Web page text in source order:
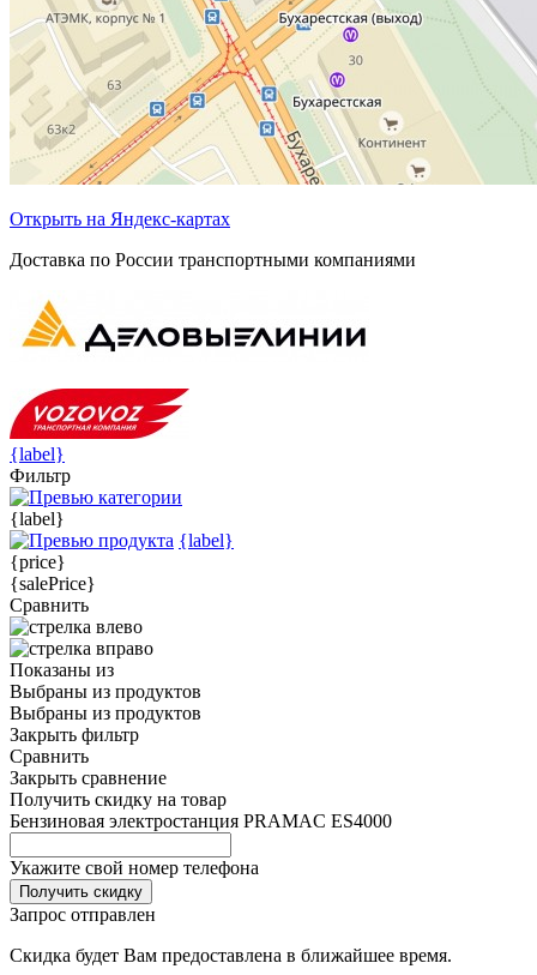
Открыть на Яндекс-картах
Доставка по России транспортными компаниями
{label}
Фильтр
{label}
{label}
{price}
{salePrice}
Сравнить
Показаны из
Выбраны из продуктов
Выбраны из продуктов
Закрыть фильтр
Сравнить
Закрыть сравнение
Получить скидку на товар
Бензиновая электростанция PRAMAC ЕS4000
Укажите свой номер телефона
Получить скидку
Запрос отправлен
Скидка будет Вам предоставлена в ближайшее время.